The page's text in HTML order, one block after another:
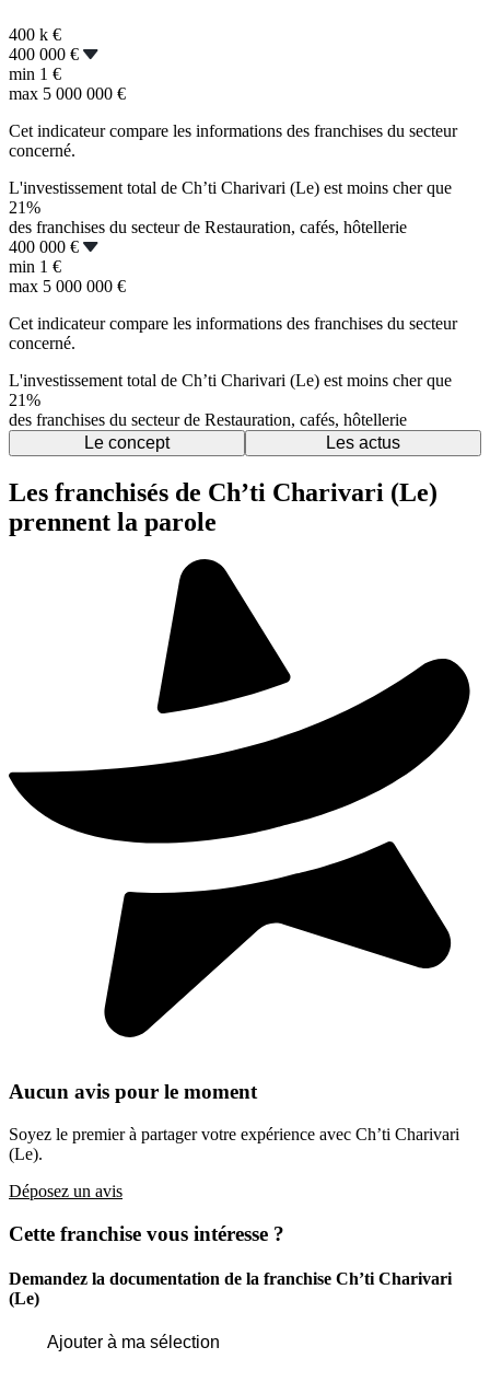
400 k €
400 000 €
min 1 €
max 5 000 000 €
Cet indicateur compare les informations des franchises du secteur
concerné.
L'investissement total de Ch’ti Charivari (Le) est moins cher que
21%
des franchises du secteur de Restauration, cafés, hôtellerie
400 000 €
min 1 €
max 5 000 000 €
Cet indicateur compare les informations des franchises du secteur
concerné.
L'investissement total de Ch’ti Charivari (Le) est moins cher que
21%
des franchises du secteur de Restauration, cafés, hôtellerie
Le concept
Les actus
Les franchisés de Ch’ti Charivari (Le)
prennent la parole
Aucun avis pour le moment
Soyez le premier à partager votre expérience avec Ch’ti Charivari
(Le).
Déposez un avis
Cette franchise vous intéresse ?
Demandez la documentation de la franchise Ch’ti Charivari
(Le)
Ajouter à ma sélection